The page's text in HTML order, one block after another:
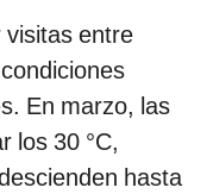
visitas entre
En marzo, las
los 30 °C,
hasta